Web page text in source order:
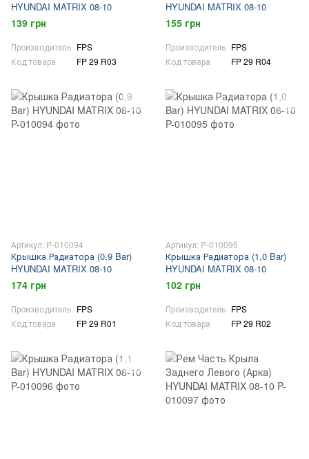
HYUNDAI MATRIX 08-10
139 грн
Производитель FPS
Код товара
FP 29 R03
HYUNDAI MATRIX 08-10
155 грн
Производитель FPS
Код товара
FP 29 R04
Артикул: P-010094
Крышка Радиатора (0,9 Bar)
HYUNDAI MATRIX 08-10
174 грн
Производитель FPS
Код товара
FP 29 R01
Артикул: P-010095
Крышка Радиатора (1,0 Bar)
HYUNDAI MATRIX 08-10
102 грн
Производитель FPS
Код товара
FP 29 R02